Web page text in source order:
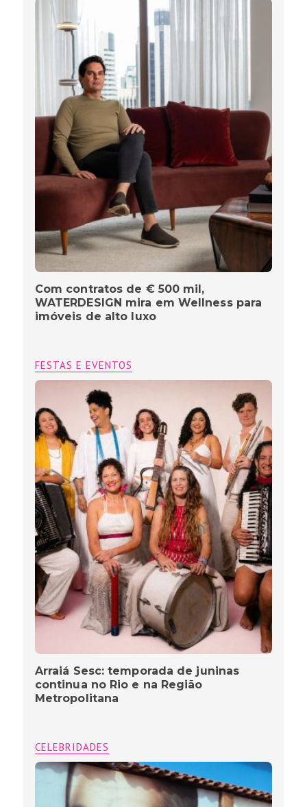
Com contratos de € 500 mil,
WATERDESIGN mira em Wellness para
imóveis de alto luxo
FESTAS E EVENTOS
Arraiá Sesc: temporada de juninas
continua no Rio e na Região
Metropolitana
CELEBRIDADES